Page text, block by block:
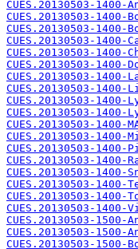
CUES.20130503-1400-
CUES.20130503-1400-
CUES.20130503-
CUES.20130503-
CUES.20130503-1400-
CUES.20130503-
CUES.20130503-1400-
CUES.20130503-1400-
CUES.20130503-
CUES.20130503-
CUES.20130503-1400-
CUES.20130503-
CUES.20130503-1400-
CUES.20130503-1400-
CUES.20130503-1400-
CUES.20130503-1400-
CUES.20130503-1400-
CUES.20130503-1400-
CUES.20130503-1500-
CUES.20130503-1500-
CUES.20130503-1500-